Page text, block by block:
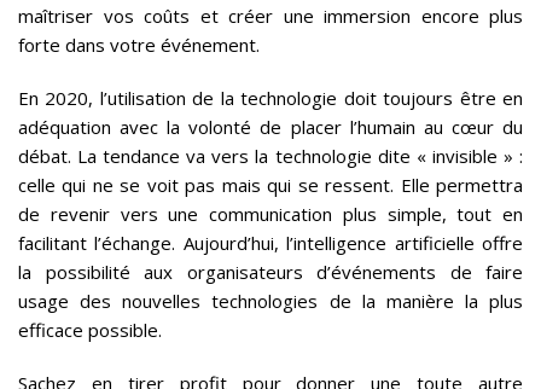
maîtriser vos coûts et créer une immersion encore plus
forte dans votre événement.
En 2020, l’utilisation de la technologie doit toujours être en
adéquation avec la volonté de placer l’humain au cœur du
débat. La tendance va vers la technologie dite « invisible » :
celle qui ne se voit pas mais qui se ressent. Elle permettra
de revenir vers une communication plus simple, tout en
facilitant l’échange. Aujourd’hui, l’intelligence artificielle offre
la possibilité aux organisateurs d’événements de faire
usage des nouvelles technologies de la manière la plus
efficace possible.
Sachez en tirer profit pour donner une toute autre